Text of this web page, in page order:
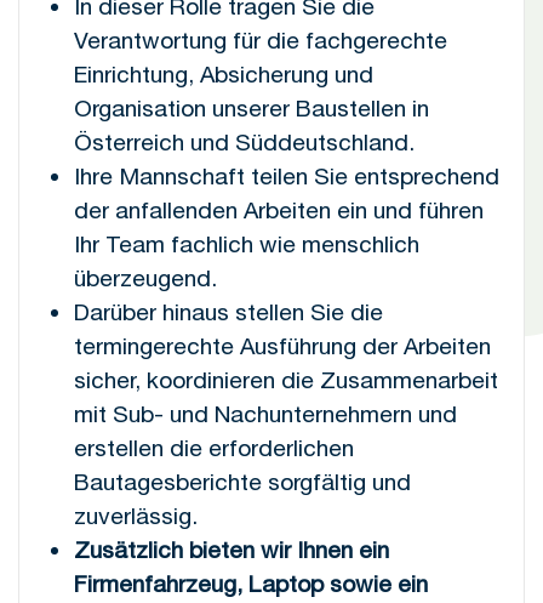
In dieser Rolle tragen Sie die
Verantwortung für die fachgerechte
Einrichtung, Absicherung und
Organisation unserer Baustellen in
Österreich und Süddeutschland.
Ihre Mannschaft teilen Sie entsprechend
der anfallenden Arbeiten ein und führen
Ihr Team fachlich wie menschlich
überzeugend.
Darüber hinaus stellen Sie die
termingerechte Ausführung der Arbeiten
sicher, koordinieren die Zusammenarbeit
mit Sub- und Nachunternehmern und
erstellen die erforderlichen
Bautagesberichte sorgfältig und
zuverlässig.
Zusätzlich bieten wir Ihnen ein
Firmenfahrzeug, Laptop sowie ein